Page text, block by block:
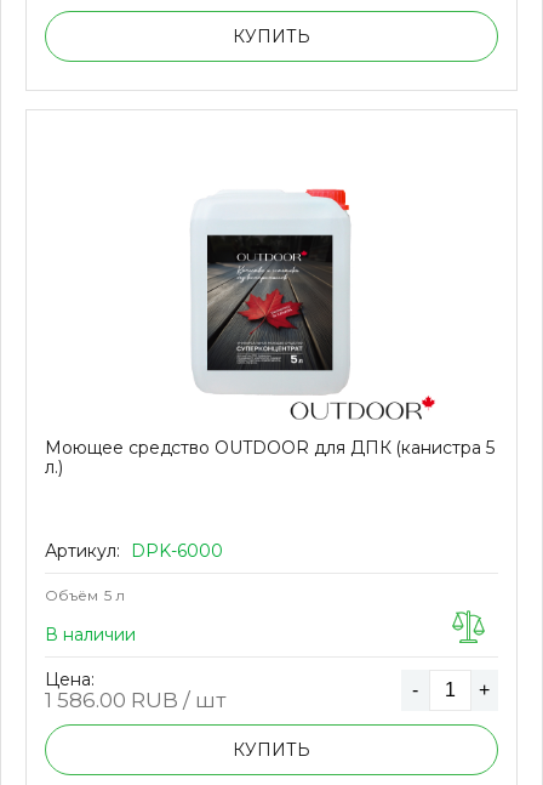
КУПИТЬ
Моющее средство OUTDOOR для ДПК (канистра 5
л.)
Артикул: DPK-6000
Объём 5 л
В наличии
Цена:
1 586.00 RUB / шт - +
КУПИТЬ